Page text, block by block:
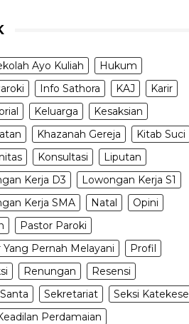
Ayo Kuliah
Hukum
Info Sathora KAJ
Karir
Keluarga
Kesaksian
Khazanah Gereja
Kitab Suci
Konsultasi
Liputan
Kerja D3
Lowongan Kerja S1
Kerja SMA
Natal
Opini
Pastor Paroki
Yang Pernah Melayani
Profil
Renungan
Resensi
Sekretariat
Seksi Katekese
Perdamaian